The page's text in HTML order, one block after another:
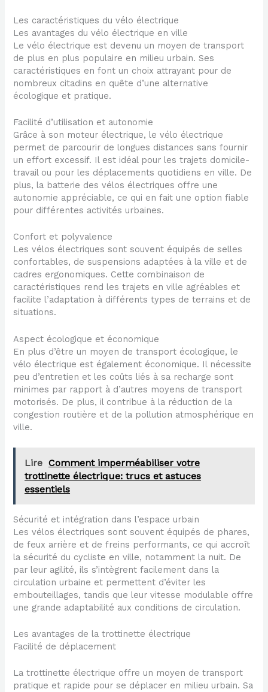
Les caractéristiques du vélo électrique
Les avantages du vélo électrique en ville
Le vélo électrique est devenu un moyen de transport
de plus en plus populaire en milieu urbain. Ses
caractéristiques en font un choix attrayant pour de
nombreux citadins en quête d’une alternative
écologique et pratique.
Facilité d’utilisation et autonomie
Grâce à son moteur électrique, le vélo électrique
permet de parcourir de longues distances sans fournir
un effort excessif. Il est idéal pour les trajets domicile-
travail ou pour les déplacements quotidiens en ville. De
plus, la batterie des vélos électriques offre une
autonomie appréciable, ce qui en fait une option fiable
pour différentes activités urbaines.
Confort et polyvalence
Les vélos électriques sont souvent équipés de selles
confortables, de suspensions adaptées à la ville et de
cadres ergonomiques. Cette combinaison de
caractéristiques rend les trajets en ville agréables et
facilite l’adaptation à différents types de terrains et de
situations.
Aspect écologique et économique
En plus d’être un moyen de transport écologique, le
vélo électrique est également économique. Il nécessite
peu d’entretien et les coûts liés à sa recharge sont
minimes par rapport à d’autres moyens de transport
motorisés. De plus, il contribue à la réduction de la
congestion routière et de la pollution atmosphérique en
ville.
Lire Comment imperméabiliser votre
trottinette électrique: trucs et astuces
essentiels
Sécurité et intégration dans l’espace urbain
Les vélos électriques sont souvent équipés de phares,
de feux arrière et de freins performants, ce qui accroît
la sécurité du cycliste en ville, notamment la nuit. De
par leur agilité, ils s’intègrent facilement dans la
circulation urbaine et permettent d’éviter les
embouteillages, tandis que leur vitesse modulable offre
une grande adaptabilité aux conditions de circulation.
Les avantages de la trottinette électrique
Facilité de déplacement
La trottinette électrique offre un moyen de transport
pratique et rapide pour se déplacer en milieu urbain. Sa